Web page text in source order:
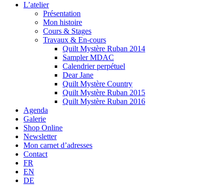
L’atelier
Présentation
Mon histoire
Cours & Stages
Travaux & En-cours
Quilt Mystère Ruban 2014
Sampler MDAC
Calendrier perpétuel
Dear Jane
Quilt Mystère Country
Quilt Mystère Ruban 2015
Quilt Mystère Ruban 2016
Agenda
Galerie
Shop Online
Newsletter
Mon carnet d’adresses
Contact
FR
EN
DE